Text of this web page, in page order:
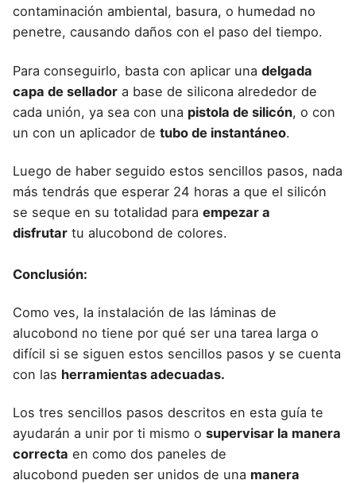
contaminación ambiental, basura, o humedad no
penetre, causando daños con el paso del tiempo.
Para conseguirlo, basta con aplicar una delgada
capa de sellador a base de silicona alrededor de
cada unión, ya sea con una pistola de silicón, o con
un con un aplicador de tubo de instantáneo.
Luego de haber seguido estos sencillos pasos, nada
más tendrás que esperar 24 horas a que el silicón
se seque en su totalidad para empezar a
disfrutar tu alucobond de colores.
Conclusión:
Como ves, la instalación de las láminas de
alucobond no tiene por qué ser una tarea larga o
difícil si se siguen estos sencillos pasos y se cuenta
con las herramientas adecuadas.
Los tres sencillos pasos descritos en esta guía te
ayudarán a unir por ti mismo o supervisar la manera
correcta en como dos paneles de
alucobond pueden ser unidos de una manera